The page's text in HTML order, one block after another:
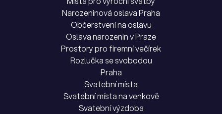
Narozeninová oslava Praha
Občerstvení na oslavu
Oslava narozenin v Praze
Prostory pro firemní večírek
Rozlučka se svobodou
Praha
Svatební místa
Svatební místa na venkově
Svatební výzdoba